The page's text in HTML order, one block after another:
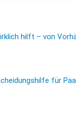
hilft – von
für